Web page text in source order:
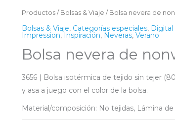
Productos / Bolsas & Viaje / Bolsa nevera de
Bolsas & Viaje, Categorías especiales, Digital
Impression,Inspiración, Neveras, Verano
Bolsa nevera de
3656 | Bolsa isotérmica de tejido sin tejer
y asa a juego con el color de la bolsa.
Material/composición: No tejidas, Lámina